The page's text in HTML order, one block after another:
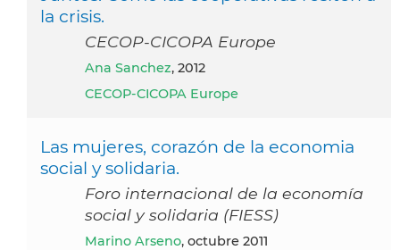
la crisis.
CECOP-CICOPA Europe
Ana Sanchez, 2012
CECOP-CICOPA Europe
Las mujeres, corazón de la economia
social y solidaria.
Foro internacional de la economía
social y solidaria (FIESS)
Marino Arseno, octubre 2011